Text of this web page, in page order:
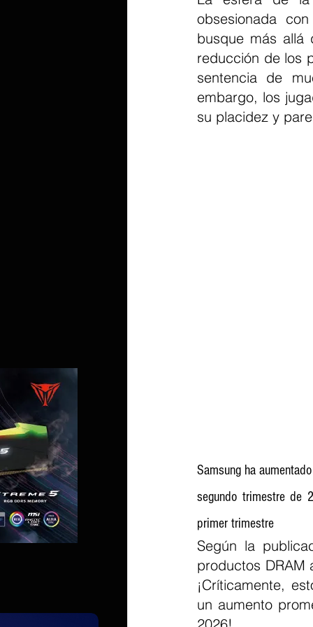
obsesionada
busque más allá
reducción de los
sentencia de
embargo, los
su placidez y
Samsung ha
segundo trimestre de
primer trimestre
Según la
productos DRAM
¡Críticamente,
un aumento